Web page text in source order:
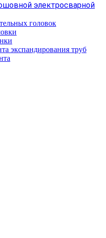
электросварной
головок
экспандирования труб